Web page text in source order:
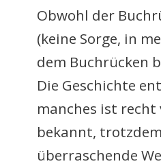
Obwohl der
(keine Sorge, in
dem Buchrücken
Die Geschichte
manches ist
bekannt,
überraschende